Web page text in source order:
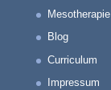
Mesotherapie
Blog
Curriculum
Impressum